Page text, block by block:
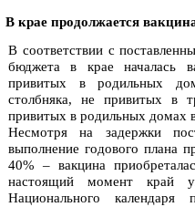
В крае продолжается
В соответствии с
бюджета в крае началась
привитых в родильных
столбняка, не привитых в
привитых в родильных домах
Несмотря на задержки
выполнение годового плана
40% – вакцина
настоящий момент край
Национального календаря